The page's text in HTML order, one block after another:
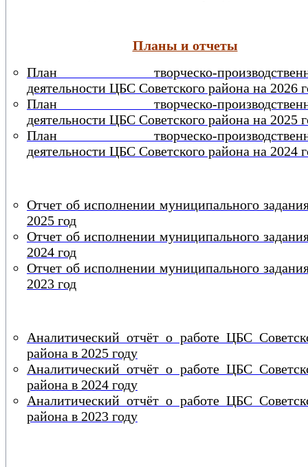
Планы и отчеты
План творческо-
деятельности ЦБС Советского района на 2026
План творческо-
деятельности ЦБС Советского района на 2025
План творческо-
деятельности ЦБС Советского района на 2024
Отчет об исполнении муниципального
2025 год
Отчет об исполнении муниципального
2024 год
Отчет об исполнении муниципального
2023 год
Аналитический отчёт о работе ЦБС
района в 2025 году
Аналитический отчёт о работе ЦБС
района в 2024 году
Аналитический отчёт о работе ЦБС
района в 2023 году